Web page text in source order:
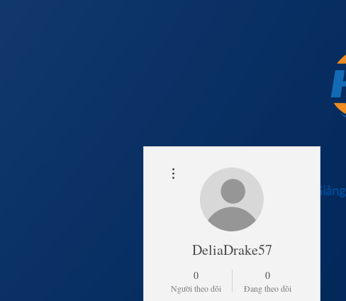
Trang Chủ Lịch Khai Giảng
DeliaDrake57
0
Người theo dõi
0
Đang theo dõi